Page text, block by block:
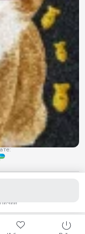
экипировки,